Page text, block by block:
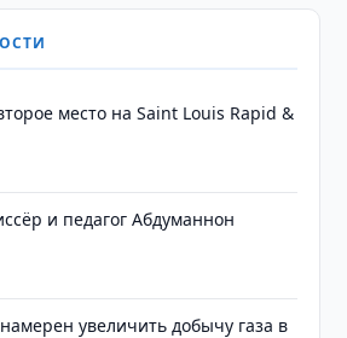
место на Saint Louis Rapid &
и педагог Абдуманнон
увеличить добычу газа в